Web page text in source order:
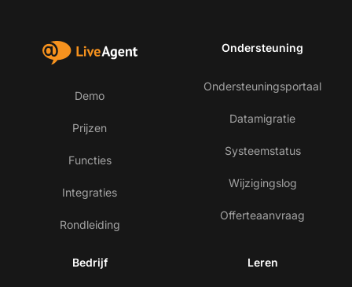
Demo
Prijzen
Functies
Integraties
Rondleiding
Ondersteuning
Ondersteuningsportaal
Datamigratie
Systeemstatus
Wijzigingslog
Offerteaanvraag
Bedrijf Leren